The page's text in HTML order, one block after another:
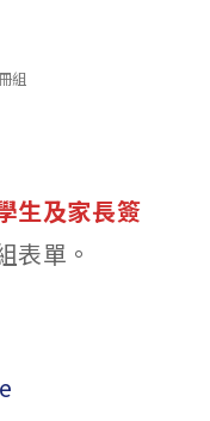
組
生及家長簽
表單。